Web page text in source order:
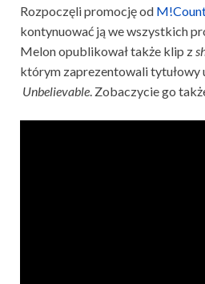
Rozpoczęli promocję od
kontynuować ją we wszystkich
Melon opublikował także klip z
którym zaprezentowali tytułowy
Unbelievable. Zobaczycie go